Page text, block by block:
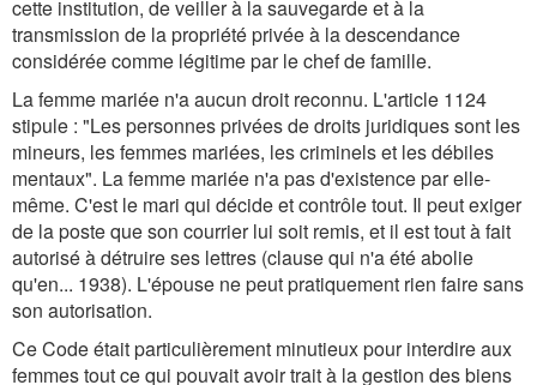
cette institution, de veiller à la sauvegarde et à la
transmission de la propriété privée à la descendance
considérée comme légitime par le chef de famille.
La femme mariée n'a aucun droit reconnu. L'article 1124
stipule : "Les personnes privées de droits juridiques sont les
mineurs, les femmes mariées, les criminels et les débiles
mentaux". La femme mariée n'a pas d'existence par elle-
même. C'est le mari qui décide et contrôle tout. Il peut exiger
de la poste que son courrier lui soit remis, et il est tout à fait
autorisé à détruire ses lettres (clause qui n'a été abolie
qu'en... 1938). L'épouse ne peut pratiquement rien faire sans
son autorisation.
Ce Code était particulièrement minutieux pour interdire aux
femmes tout ce qui pouvait avoir trait à la gestion des biens